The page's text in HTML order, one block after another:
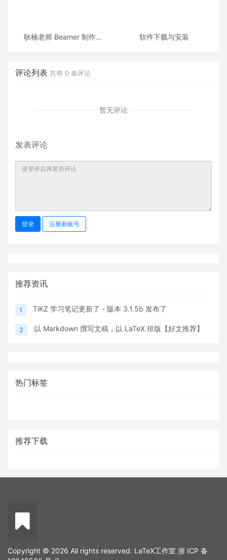
耿楠老师 Beamer 制作的
软件下载与安装
评论列表 共有 0 条评论
暂无评论
发表评论
登录 注册新账号
推荐资讯
1 TiKZ 学习笔记更新了 - 版本 3.1.5b 发布了
2 以 Markdown 撰写文稿，以 LaTeX 排版【好文推荐】
热门标签
推荐下载
Copyright © 2026 All rights reserved. LaTeX工作室 浙 ICP 备